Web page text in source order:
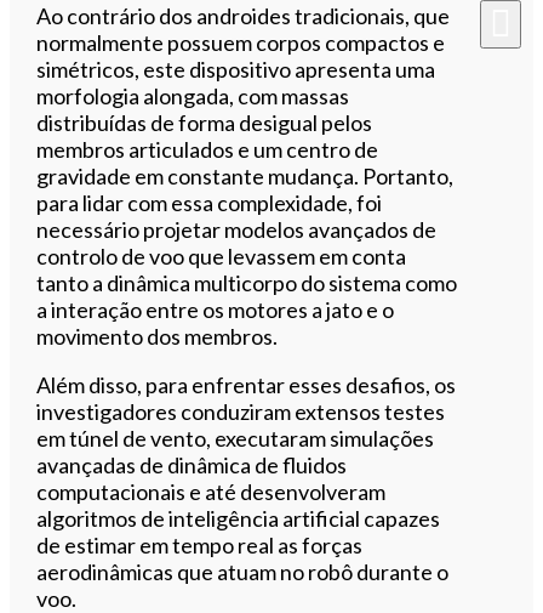
Ao contrário dos androides tradicionais, que
normalmente possuem corpos compactos e
simétricos, este dispositivo apresenta uma
morfologia alongada, com massas
distribuídas de forma desigual pelos
membros articulados e um centro de
gravidade em constante mudança. Portanto,
para lidar com essa complexidade, foi
necessário projetar modelos avançados de
controlo de voo que levassem em conta
tanto a dinâmica multicorpo do sistema como
a interação entre os motores a jato e o
movimento dos membros.
Além disso, para enfrentar esses desafios, os
investigadores conduziram extensos testes
em túnel de vento, executaram simulações
avançadas de dinâmica de fluidos
computacionais e até desenvolveram
algoritmos de inteligência artificial capazes
de estimar em tempo real as forças
aerodinâmicas que atuam no robô durante o
voo.